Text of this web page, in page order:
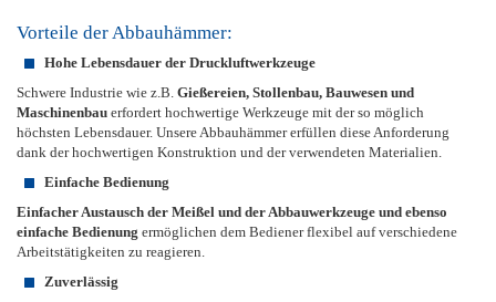
Vorteile der Abbauhämmer:
Hohe Lebensdauer der Druckluftwerkzeuge
Schwere Industrie wie z.B. Gießereien, Stollenbau, Bauwesen und
Maschinenbau erfordert hochwertige Werkzeuge mit der so möglich
höchsten Lebensdauer. Unsere Abbauhämmer erfüllen diese Anforderung
dank der hochwertigen Konstruktion und der verwendeten Materialien.
Einfache Bedienung
Einfacher Austausch der Meißel und der Abbauwerkzeuge und ebenso
einfache Bedienung ermöglichen dem Bediener flexibel auf verschiedene
Arbeitstätigkeiten zu reagieren.
Zuverlässig